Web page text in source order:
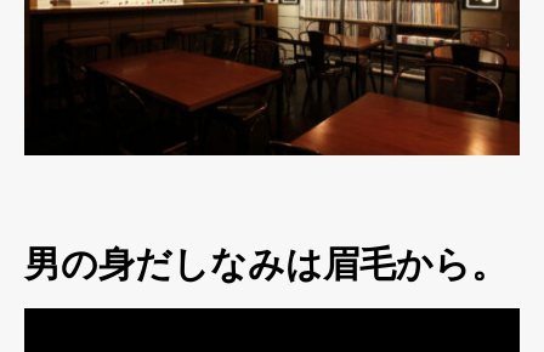
男の身だしなみは眉毛から。